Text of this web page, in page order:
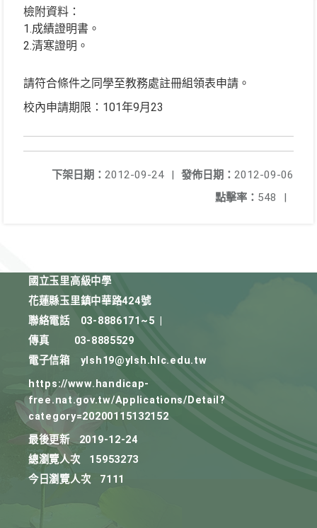
檢附資料：
1.成績證明書。
2.清寒證明。
請符合條件之同學至教務處註冊組領表申請。
校內申請期限：101年9月23
發佈日期： 2012-09-06
下架日期： 2012-09-24
|
點擊率： 548 |
國立玉里高級中學
花蓮縣玉里鎮中華路424號
聯絡電話
03-8886171~5
傳真
03-8885529
電子信箱
ylsh19@ylsh.hlc.edu.tw
https://www.handicap-
free.nat.gov.tw/Applications/Detail?
category=20200115132152
最後更新
2019-12-24
總瀏覽人次
15953273
今日瀏覽人次
7111